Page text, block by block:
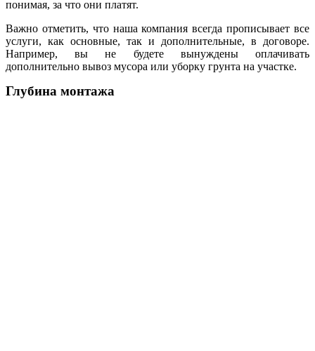
понимая, за что они платят.
Важно отметить, что наша компания всегда прописывает все
услуги, как основные, так и дополнительные, в договоре.
Например, вы не будете вынуждены оплачивать
дополнительно вывоз мусора или уборку грунта на участке.
Глубина монтажа